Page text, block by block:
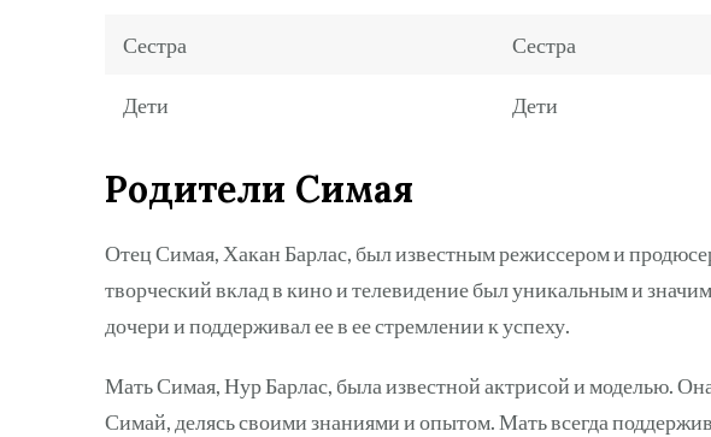
Сестра Сестра
Дети Дети
Родители Симая
Отец Симая, Хакан Барлас, был известным режиссером и
творческий вклад в кино и телевидение был уникальным и
дочери и поддерживал ее в ее стремлении к успеху.
Мать Симая, Нур Барлас, была известной актрисой и моделью.
Симай, делясь своими знаниями и опытом. Мать всегда